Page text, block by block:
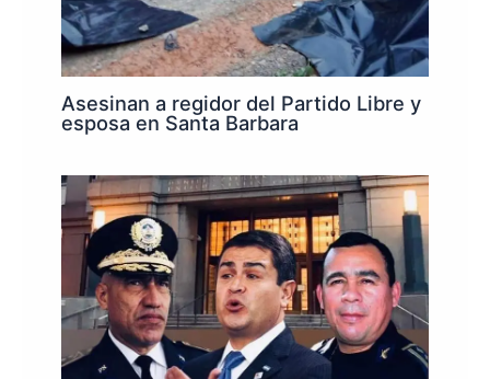
Asesinan a regidor del Partido Libre y
esposa en Santa Barbara